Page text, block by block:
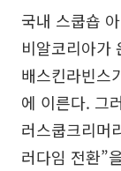
국내 스쿱숍
비알코리아가
배스킨라빈스
에 이른다. 그
러스쿱크리머
러다임 전환”